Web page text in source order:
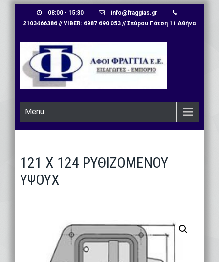
08:00 - 15:30
info@fraggias.gr
2103466386 // VIBER: 6987 690 053 // Σπύρου Πάτση 11 Αθήνα
Menu
121 Χ 124 ΡΥΘΙΖΟΜΕΝΟΥ
ΥΨΟΥΧ